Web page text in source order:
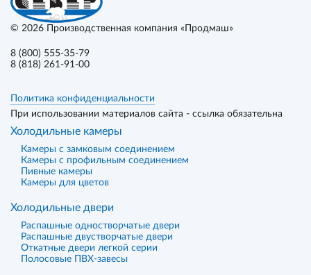
© 2026 Производственная компания «Продмаш»
8 (800) 555-35-79
8 (818) 261-91-00
Политика конфиденциальности
При использовании материалов сайта - ссылка обязательна
Холодильные камеры
Камеры с замковым соединением
Камеры с профильным соединением
Пивные камеры
Камеры для цветов
Холодильные двери
Распашные одностворчатые двери
Распашные двустворчатые двери
Откатные двери легкой серии
Полосовые ПВХ-завесы